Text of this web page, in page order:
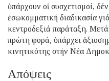
ὑπάρχουν οἱ συσχετισμοί,
ἐσωκομματική διαδικασία
κεντροδεξιά παράταξη.
πρώτη φορά, ὑπάρχει
κινητικότης στήν Νέα
Απόψεις